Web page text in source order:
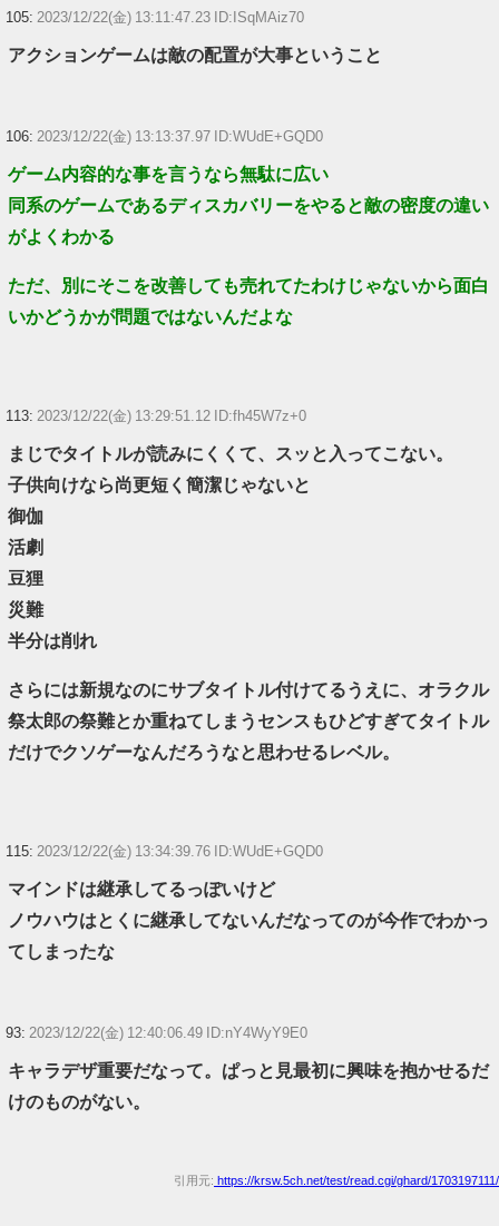
105: 2023/12/22(金) 13:11:47.23 ID:ISqMAiz70
アクションゲームは敵の配置が大事ということ
106: 2023/12/22(金) 13:13:37.97 ID:WUdE+GQD0
ゲーム内容的な事を言うなら無駄に広い
同系のゲームであるディスカバリーをやると敵の密度の違い
がよくわかる
ただ、別にそこを改善しても売れてたわけじゃないから面白
いかどうかが問題ではないんだよな
113: 2023/12/22(金) 13:29:51.12 ID:fh45W7z+0
まじでタイトルが読みにくくて、スッと入ってこない。
子供向けなら尚更短く簡潔じゃないと
御伽
活劇
豆狸
災難
半分は削れ
さらには新規なのにサブタイトル付けてるうえに、オラクル
祭太郎の祭難とか重ねてしまうセンスもひどすぎてタイトル
だけでクソゲーなんだろうなと思わせるレベル。
115: 2023/12/22(金) 13:34:39.76 ID:WUdE+GQD0
マインドは継承してるっぽいけど
ノウハウはとくに継承してないんだなってのが今作でわかっ
てしまったな
93: 2023/12/22(金) 12:40:06.49 ID:nY4WyY9E0
キャラデザ重要だなって。ぱっと見最初に興味を抱かせるだ
けのものがない。
引用元: https://krsw.5ch.net/test/read.cgi/ghard/1703197111/